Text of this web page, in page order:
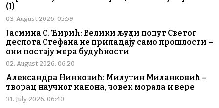
(I)
03. August 2026. 05:59
Јасмина С. Ћирић: Велики људи попут Светог
деспота Стефана не припадају само прошлости –
они постају мера будућности
02. August 2026. 06:20
Александра Нинковић: Милутин Миланковић –
творац научног канона, човек морала и вере
31. July 2026. 06:40